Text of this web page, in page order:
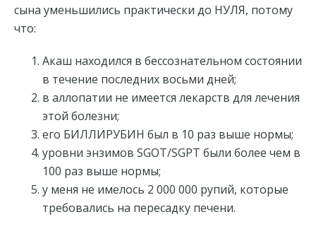
сына уменьшились практически до НУЛЯ, потому
что:
Акаш находился в бессознательном состоянии
в течение последних восьми дней;
в аллопатии не имеется лекарств для лечения
этой болезни;
его БИЛЛИРУБИН был в 10 раз выше нормы;
уровни энзимов SGOT/SGPT были более чем в
100 раз выше нормы;
у меня не имелось 2 000 000 рупий, которые
требовались на пересадку печени.